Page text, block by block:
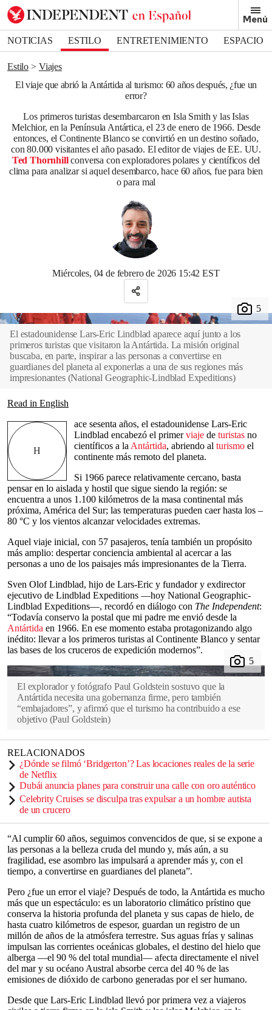
Menú
NOTICIAS ESTILO ENTRETENIMIENTO
ESPACIO
DEPORTES
Estilo
Viajes
El viaje que abrió la Antártida al turismo: 60 años después, ¿fue un
error?
Los primeros turistas desembarcaron en Isla Smith y las Islas
Melchior, en la Península Antártica, el 23 de enero de 1966. Desde
entonces, el Continente Blanco se convirtió en un destino soñado,
con 80.000 visitantes el año pasado. El editor de viajes de EE. UU.
Ted Thornhillconversa con exploradores polares y científicos del
clima para analizar si aquel desembarco, hace 60 años, fue para bien
o para mal
Miércoles, 04 de febrero de 2026 15:42 EST
Bookmark popover
Removed from bookmarks
Close popover
El estadounidense Lars-Eric Lindblad aparece aquí junto a los
primeros turistas que visitaron la Antártida. La misión original
buscaba, en parte, inspirar a las personas a convertirse en
guardianes del planeta al exponerlas a una de sus regiones más
impresionantes (National Geographic-Lindblad Expeditions)
Read in English
H
ace sesenta años, el estadounidense Lars-Eric
Lindblad encabezó el primerviaje de turistas no
científicos a la Antártida, abriendo al turismo el
continente más remoto del planeta.
Si 1966 parece relativamente cercano, basta
pensar en lo aislada y hostil que sigue siendo la región: se
encuentra a unos 1.100 kilómetros de la masa continental más
próxima, América del Sur; las temperaturas pueden caer hasta los –
80 °C y los vientos alcanzar velocidades extremas.
Aquel viaje inicial, con 57 pasajeros, tenía también un propósito
más amplio: despertar conciencia ambiental al acercar a las
personas a uno de los paisajes más impresionantes de la Tierra.
Sven Olof Lindblad, hijo de Lars-Eric y fundador y exdirector
ejecutivo de Lindblad Expeditions —hoy National Geographic-
Lindblad Expeditions—, recordó en diálogo con The Independent:
“Todavía conservo la postal que mi padre me envió desde la
Antártida en 1966. En ese momento estaba protagonizando algo
inédito: llevar a los primeros turistas al Continente Blanco y sentar
las bases de los cruceros de expedición modernos”.
El explorador y fotógrafo Paul Goldstein sostuvo que la
Antártida necesita una gobernanza firme, pero también
“embajadores”, y afirmó que el turismo ha contribuido a ese
objetivo (Paul Goldstein)
RELACIONADOS
¿Dónde se filmó ‘Bridgerton’? Las locaciones reales de la serie
de Netflix
Dubái anuncia planes para construir una calle con oro auténtico
Celebrity Cruises se disculpa tras expulsar a un hombre autista
de un crucero
“Al cumplir 60 años, seguimos convencidos de que, si se expone a
las personas a la belleza cruda del mundo y, más aún, a su
fragilidad, ese asombro las impulsará a aprender más y, con el
tiempo, a convertirse en guardianes del planeta”.
Pero ¿fue un error el viaje? Después de todo, la Antártida es mucho
más que un espectáculo: es un laboratorio climático prístino que
conserva la historia profunda del planeta y sus capas de hielo, de
hasta cuatro kilómetros de espesor, guardan un registro de un
millón de años de la atmósfera terrestre. Sus aguas frías y salinas
impulsan las corrientes oceánicas globales, el destino del hielo que
alberga —el 90 % del total mundial— afecta directamente el nivel
del mar y su océano Austral absorbe cerca del 40 % de las
emisiones de dióxido de carbono generadas por el ser humano.
Desde que Lars-Eric Lindblad llevó por primera vez a viajeros